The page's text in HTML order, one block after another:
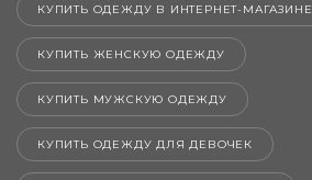
КУПИТЬ ОДЕЖДУ В ИНТЕРНЕТ-МАГАЗИНЕ
КУПИТЬ ЖЕНСКУЮ ОДЕЖДУ
КУПИТЬ МУЖСКУЮ ОДЕЖДУ
КУПИТЬ ОДЕЖДУ ДЛЯ ДЕВОЧЕК